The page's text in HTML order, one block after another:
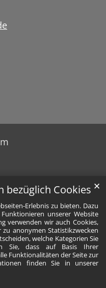
bezüglich Cookies
Erlebnis zu bieten. Dazu
unserer Website
verwenden wir auch Cookies,
anonymen Statistikzwecken
welche Kategorien Sie
Sie, dass auf Basis Ihrer
Funktionalitäten der Seite zur
finden Sie in unserer
✕